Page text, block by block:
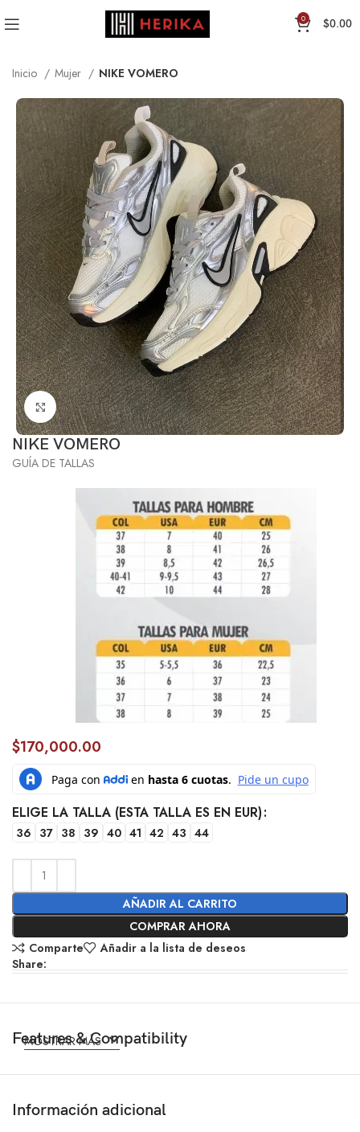
0 $0.00
Inicio Mujer NIKE VOMERO
Click to enlarge
NIKE VOMERO
GUÍA DE TALLAS
$170,000.00
ELIGE LA TALLA (ESTA TALLA ES EN EUR)
36 37 38 39 40 41 42 43 44
AÑADIR AL CARRITO
COMPRAR AHORA
Comparte
Añadir a la lista de deseos
Share:
Features & Compatibility
MOSTRAR MÁS
Información adicional